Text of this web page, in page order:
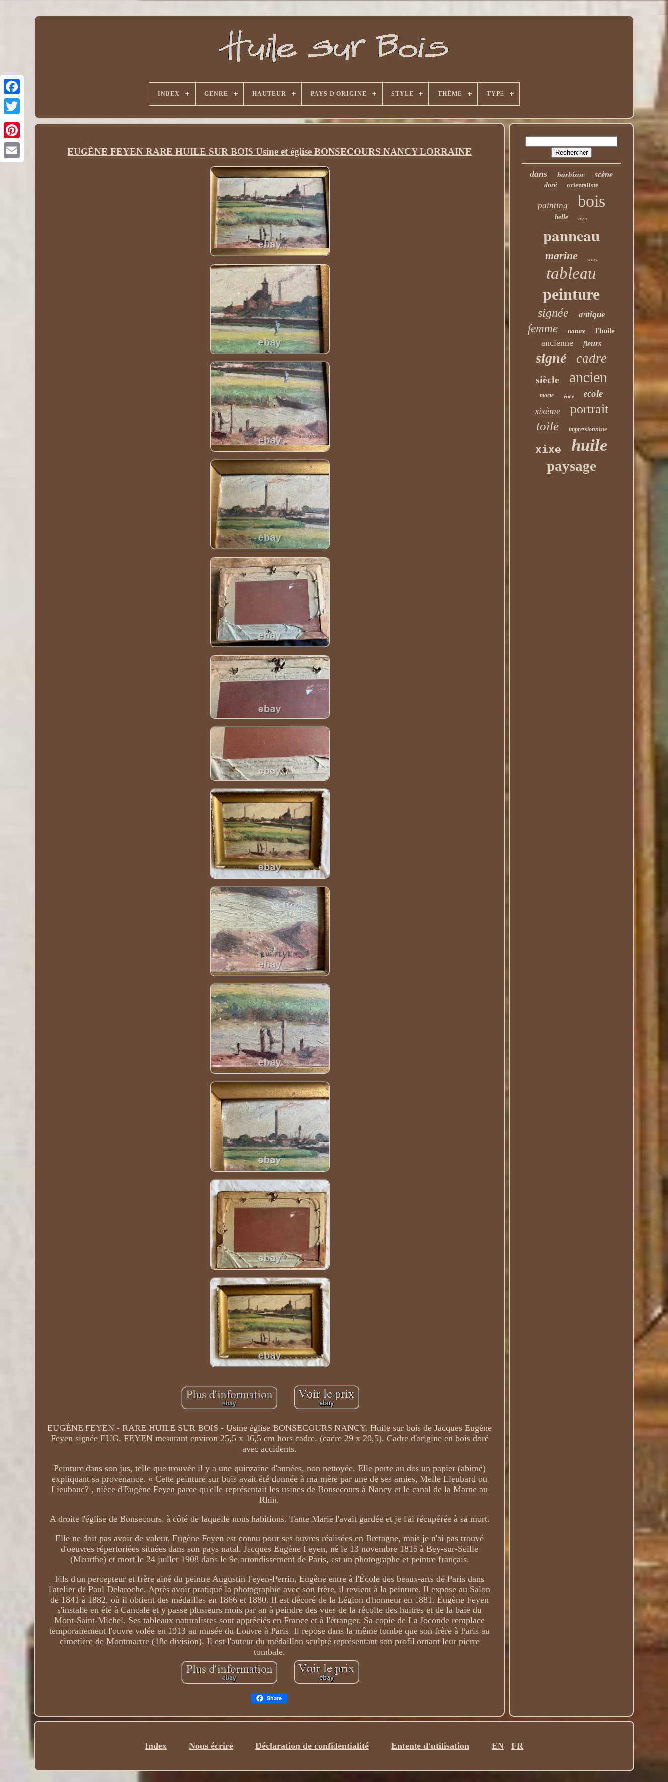
INDEX GENRE HAUTEUR PAYS D'ORIGINE STYLE THÈME TYPE
EUGÈNE FEYEN RARE HUILE SUR BOIS Usine et église BONSECOURS NANCY LORRAINE
EUGÈNE FEYEN - RARE HUILE SUR BOIS - Usine église BONSECOURS NANCY. Huile sur bois de Jacques Eugène
Feyen signée EUG. FEYEN mesurant environ 25,5 x 16,5 cm hors cadre. (cadre 29 x 20,5). Cadre d'origine en bois doré
avec accidents.
Peinture dans son jus, telle que trouvée il y a une quinzaine d'années, non nettoyée. Elle porte au dos un papier (abimé)
expliquant sa provenance. « Cette peinture sur bois avait été donnée à ma mère par une de ses amies, Melle Lieubard ou
Lieubaud? , nièce d'Eugène Feyen parce qu'elle représentait les usines de Bonsecours à Nancy et le canal de la Marne au
Rhin.
A droite l'église de Bonsecours, à côté de laquelle nous habitions. Tante Marie l'avait gardée et je l'ai récupérée à sa mort.
Elle ne doit pas avoir de valeur. Eugène Feyen est connu pour ses ouvres réalisées en Bretagne, mais je n'ai pas trouvé
d'oeuvres répertoriées situées dans son pays natal. Jacques Eugène Feyen, né le 13 novembre 1815 à Bey-sur-Seille
(Meurthe) et mort le 24 juillet 1908 dans le 9e arrondissement de Paris, est un photographe et peintre français.
Fils d'un percepteur et frère ainé du peintre Augustin Feyen-Perrin, Eugène entre à l'École des beaux-arts de Paris dans
l'atelier de Paul Delaroche. Après avoir pratiqué la photographie avec son frère, il revient à la peinture. Il expose au Salon
de 1841 à 1882, où il obtient des médailles en 1866 et 1880. Il est décoré de la Légion d'honneur en 1881. Eugène Feyen
s'installe en été à Cancale et y passe plusieurs mois par an à peindre des vues de la récolte des huitres et de la baie du
Mont-Saint-Michel. Ses tableaux naturalistes sont appréciés en France et à l'étranger. Sa copie de La Joconde remplace
temporairement l'ouvre volée en 1913 au musée du Louvre à Paris. Il repose dans la même tombe que son frère à Paris au
cimetière de Montmartre (18e division). Il est l'auteur du médaillon sculpté représentant son profil ornant leur pierre
tombale.
Share
dans barbizon scène
doré orientaliste
painting bois
belle avec
panneau
marine sous
tableau
peinture
signée antique
femme nature l'huile
ancienne fleurs
signé cadre
siècle ancien
morte école
ecole
xixème
portrait
toile impressionniste
xixe huile
paysage
Index Nous écrire Déclaration de confidentialité Entente d'utilisation EN FR